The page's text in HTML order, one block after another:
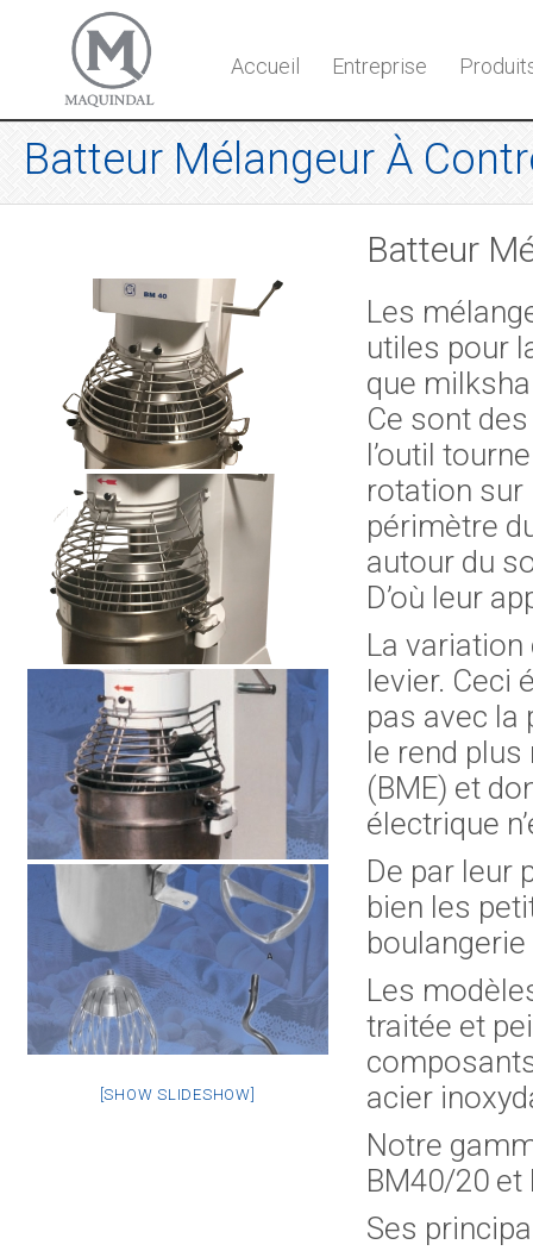
Accueil Entreprise
Batteur Mélangeur À
[SHOW SLIDESHOW]
Batteur
Les
utiles pour
que
Ce sont
l’outil
rotation sur
périmètre
autour du
D’où leur
La
levier. Ceci
pas avec la
le rend
(BME) et
électrique
De par leur
bien les
Les
traitée et
acier
Notre
BM40/20 et
Ses